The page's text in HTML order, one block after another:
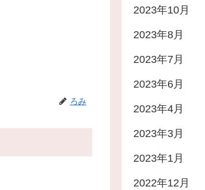
ろみ
2023年10月
2023年8月
2023年7月
2023年6月
2023年4月
2023年3月
2023年1月
2022年12月